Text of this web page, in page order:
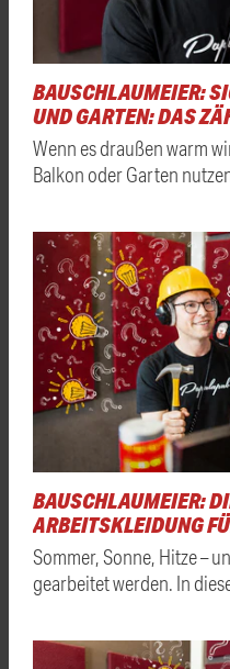
BAUSCHLAUMEIER:
UND GARTEN: DAS
Wenn es draußen warm
Balkon oder Garten
BAUSCHLAUMEIER:
ARBEITSKLEIDUNG
Sommer, Sonne, Hitze –
gearbeitet werden. In